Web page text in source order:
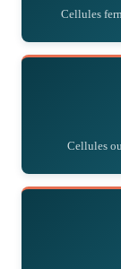
Cellules
Cellules